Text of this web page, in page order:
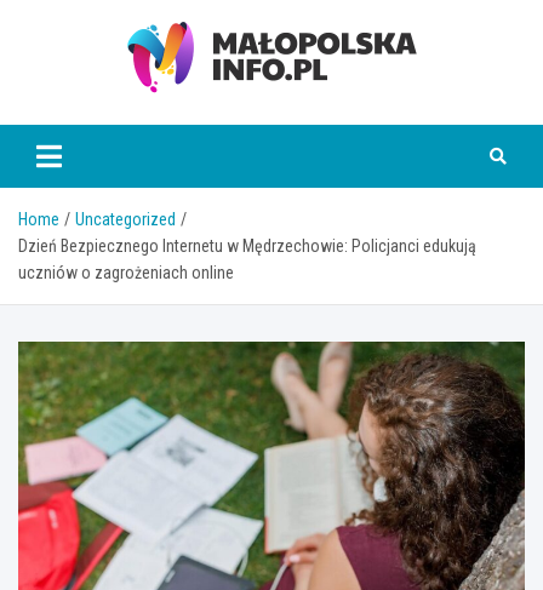
Małopolska Info
Home
Uncategorized
Dzień Bezpiecznego Internetu w Mędrzechowie: Policjanci edukują
uczniów o zagrożeniach online